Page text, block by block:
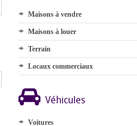
Maisons à vendre
Maisons à louer
Terrain
Locaux commerciaux
Véhicules
Voitures